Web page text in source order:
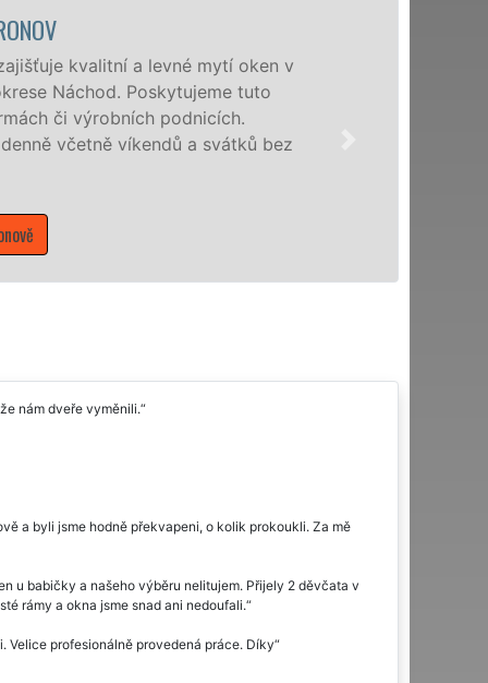
kvalitní a levné mytí oken v
Náchod. Poskytujeme tuto
či výrobních podnicích.
včetně víkendů a svátků bez
nám dveře vyměnili.
a byli jsme hodně překvapeni, o kolik prokoukli. Za mě
u babičky a našeho výběru nelitujem. Přijely 2 děvčata v
rámy a okna jsme snad ani nedoufali.
Velice profesionálně provedená práce. Díky